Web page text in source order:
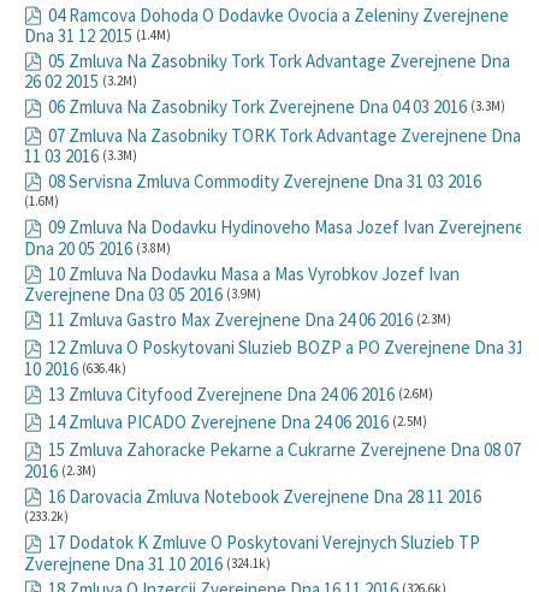
04 Ramcova Dohoda O Dodavke Ovocia a Zeleniny Zverejnene
Dna 31 12 2015 (1.4M)
05 Zmluva Na Zasobniky Tork Tork Advantage Zverejnene Dna
26 02 2015 (3.2M)
06 Zmluva Na Zasobniky Tork Zverejnene Dna 04 03 2016 (3.3M)
07 Zmluva Na Zasobniky TORK Tork Advantage Zverejnene Dna
11 03 2016 (3.3M)
08 Servisna Zmluva Commodity Zverejnene Dna 31 03 2016
(1.6M)
09 Zmluva Na Dodavku Hydinoveho Masa Jozef Ivan Zverejnene
Dna 20 05 2016 (3.8M)
10 Zmluva Na Dodavku Masa a Mas Vyrobkov Jozef Ivan
Zverejnene Dna 03 05 2016 (3.9M)
11 Zmluva Gastro Max Zverejnene Dna 24 06 2016 (2.3M)
12 Zmluva O Poskytovani Sluzieb BOZP a PO Zverejnene Dna 31
10 2016 (636.4k)
13 Zmluva Cityfood Zverejnene Dna 24 06 2016 (2.6M)
14 Zmluva PICADO Zverejnene Dna 24 06 2016 (2.5M)
15 Zmluva Zahoracke Pekarne a Cukrarne Zverejnene Dna 08 07
2016 (2.3M)
16 Darovacia Zmluva Notebook Zverejnene Dna 28 11 2016
(233.2k)
17 Dodatok K Zmluve O Poskytovani Verejnych Sluzieb TP
Zverejnene Dna 31 10 2016 (324.1k)
(326.6k)